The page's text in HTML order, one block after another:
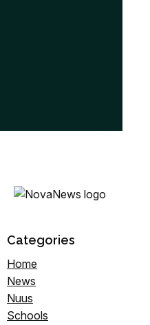
Categories
Home
News
Nuus
Schools